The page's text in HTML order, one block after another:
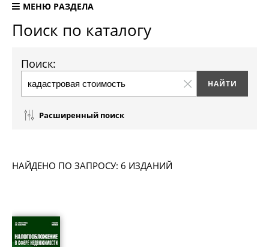
МЕНЮ РАЗДЕЛА
Поиск по каталогу
Поиск:
Расширенный поиск
НАЙДЕНО ПО ЗАПРОСУ: 6 ИЗДАНИЙ